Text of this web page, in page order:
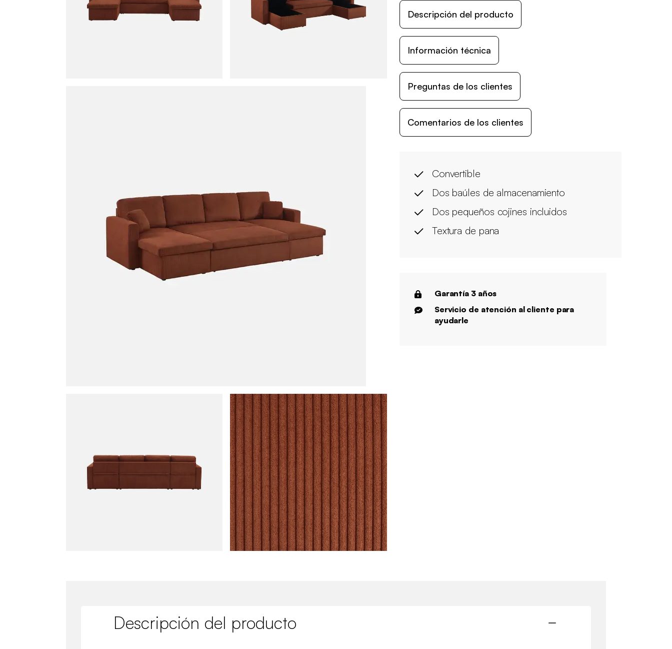
Descripción del producto
Información técnica
Preguntas de los clientes
Comentarios de los clientes
Convertible
Dos baúles de almacenamiento
Dos pequeños cojines incluidos
Textura de pana
Garantía 3 años
Servicio de atención al cliente para
ayudarle
Descripción del producto